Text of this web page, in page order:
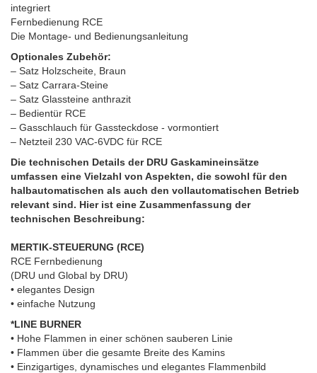
integriert
Fernbedienung RCE
Die Montage- und Bedienungsanleitung
Optionales Zubehör:
– Satz Holzscheite, Braun
– Satz Carrara-Steine
– Satz Glassteine anthrazit
– Bedientür RCE
– Gasschlauch für Gassteckdose - vormontiert
– Netzteil 230 VAC-6VDC für RCE
Die technischen Details der DRU Gaskamineinsätze
umfassen eine Vielzahl von Aspekten, die sowohl für den
halbautomatischen als auch den vollautomatischen Betrieb
relevant sind. Hier ist eine Zusammenfassung der
technischen Beschreibung:
MERTIK-STEUERUNG (RCE)
RCE Fernbedienung
(DRU und Global by DRU)
• elegantes Design
• einfache Nutzung
*LINE BURNER
• Hohe Flammen in einer schönen sauberen Linie
• Flammen über die gesamte Breite des Kamins
• Einzigartiges, dynamisches und elegantes Flammenbild